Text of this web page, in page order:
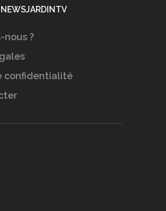
NEWSJARDINTV
nous ?
confidentialité